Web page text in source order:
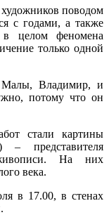
художников поводом
с годами, а также
в целом феномена
только одной
Малы, Владимир, и
потому что он
стали картины
представителя
На них
века.
в 17.00, в стенах